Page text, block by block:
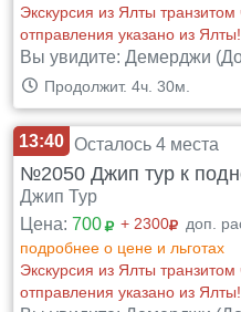
Экскурсия из Ялты
отправления указано из Ялты!
Вы увидите: Демерджи
Продолжит. 4ч. 30м.
13:40 Осталось 4 места
№2050 Джип тур к
Джип Тур
Цена: 700 + 2300
доп.
подробнее о цене и льготах
Экскурсия из Ялты
отправления указано из Ялты!